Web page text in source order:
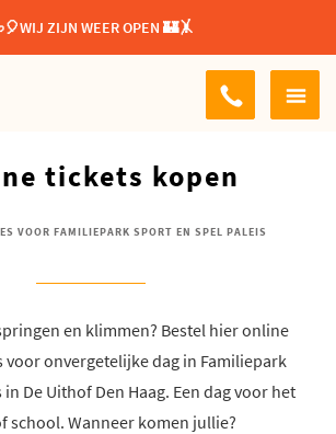
ZIJN WEER OPEN 🏰🤸
tickets kopen
VOOR FAMILIEPARK SPORT EN SPEL PALEIS
en klimmen? Bestel hier online
voor onvergetelijke dag in Familiepark
De Uithof Den Haag. Een dag voor het
school. Wanneer komen jullie?